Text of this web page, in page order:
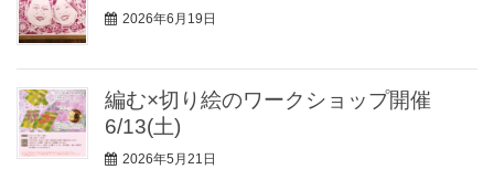
2026年6月19日
編む×切り絵のワークショップ開催
6/13(土)
2026年5月21日